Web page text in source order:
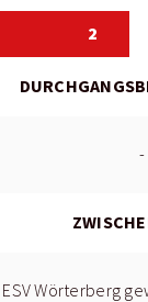
2
-
ESV Wörterberg